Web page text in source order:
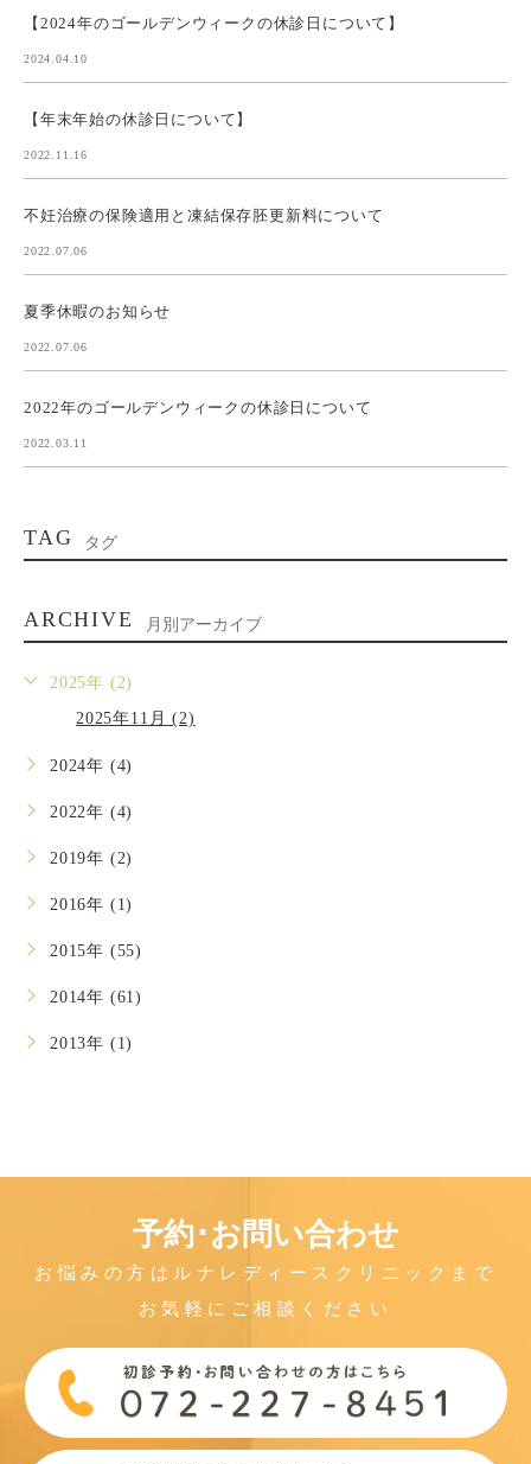
【2024年のゴールデンウィークの休診日について】
2024.04.10
【年末年始の休診日について】
2022.11.16
不妊治療の保険適用と凍結保存胚更新料について
2022.07.06
夏季休暇のお知らせ
2022.07.06
2022年のゴールデンウィークの休診日について
2022.03.11
TAG タグ
ARCHIVE 月別アーカイブ
2025年 (2)
2025年11月 (2)
2024年 (4)
2022年 (4)
2019年 (2)
2016年 (1)
2015年 (55)
2014年 (61)
2013年 (1)
予約･お問い合わせ
お悩みの方はルナレディースクリニックまで
お気軽にご相談ください